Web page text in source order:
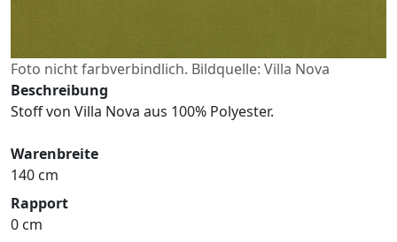
Foto nicht farbverbindlich. Bildquelle: Villa Nova
Beschreibung
Stoff von Villa Nova aus 100% Polyester.
Warenbreite
140 cm
Rapport
0 cm